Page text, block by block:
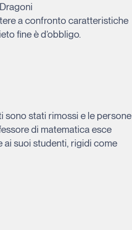
a confronto caratteristiche
fine è d’obbligo.
sono stati rimossi e le persone
di matematica esce
ai suoi studenti, rigidi come